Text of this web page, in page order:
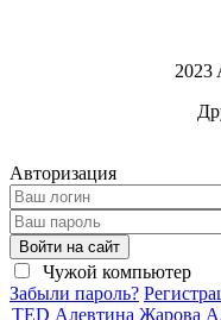
2023
Авторизация
Войти на сайт
Чужой компьютер
Забыли пароль?
TED Алевтина Жарова